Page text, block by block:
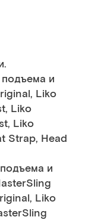
и
Liko
Liko
Liko
Strap, Head
и
Liko